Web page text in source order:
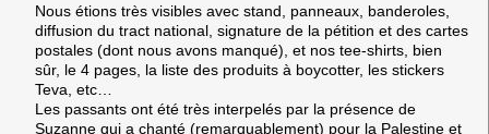
Nous étions très visibles avec stand, panneaux, banderoles,
diffusion du tract national, signature de la pétition et des cartes
postales (dont nous avons manqué), et nos tee-shirts, bien
sûr, le 4 pages, la liste des produits à boycotter, les stickers
Teva, etc…
Les passants ont été très interpelés par la présence de
Suzanne qui a chanté (remarquablement) pour la Palestine et